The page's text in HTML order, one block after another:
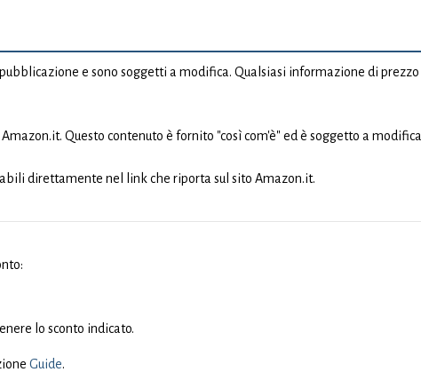
e sono soggetti a modifica. Qualsiasi informazione di
Questo contenuto è fornito "così com'è" ed è soggetto a
direttamente nel link che riporta sul sito Amazon.it.
lo sconto indicato.
Guide.